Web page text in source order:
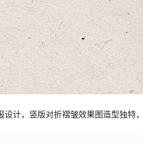
设计，竖版对折褶皱效果图造型独特